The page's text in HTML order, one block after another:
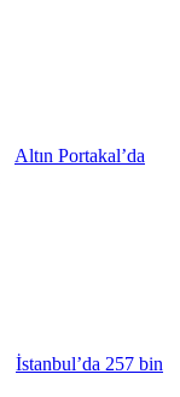
Altın Portakal’da
İstanbul’da 257 bin